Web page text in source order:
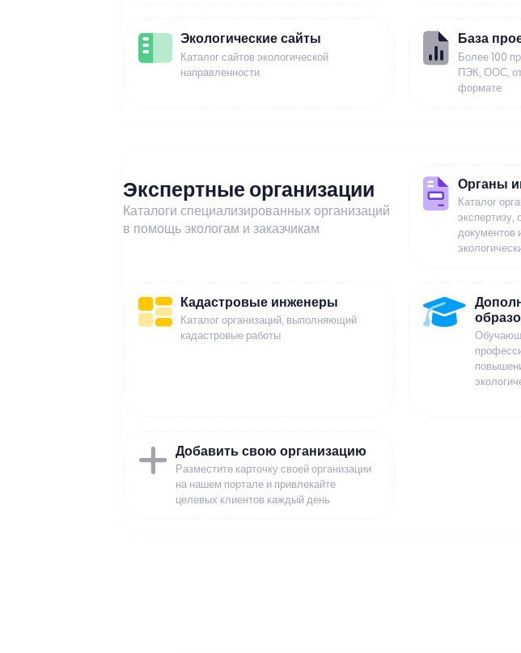
Экологические сайты
Каталог сайтов экологической
направленности
База
Более 100
ПЭК, ООС,
формате
Экспертные организации
Каталоги специализированных организаций
в помощь экологам и заказчикам
Органы
Каталог
экспертизу,
документов
Кадастровые инженеры
Каталог организаций, выполняющий
кадастровые работы
Добавить свою организацию
Разместите карточку своей организации
на нашем портале и привлекайте
целевых клиентов каждый день